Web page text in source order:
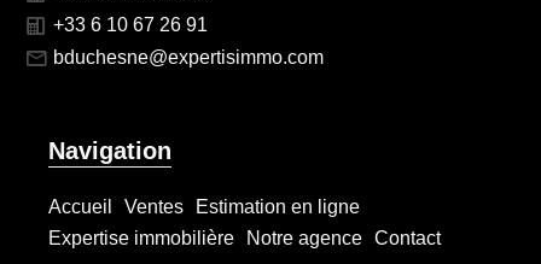
+33 6 10 67 26 91
bduchesne@expertisimmo.com
Navigation
Accueil Ventes
Estimation en ligne
Expertise immobilière
Notre agence Contact